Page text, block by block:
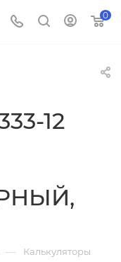
0
12
— Калькуляторы